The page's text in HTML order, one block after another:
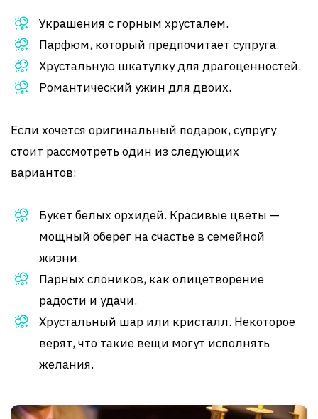
Украшения с горным хрусталем.
Парфюм, который предпочитает супруга.
Хрустальную шкатулку для драгоценностей.
Романтический ужин для двоих.
Если хочется оригинальный подарок, супругу
стоит рассмотреть один из следующих
вариантов:
Букет белых орхидей. Красивые цветы —
мощный оберег на счастье в семейной
жизни.
Парных слоников, как олицетворение
радости и удачи.
Хрустальный шар или кристалл. Некоторое
верят, что такие вещи могут исполнять
желания.